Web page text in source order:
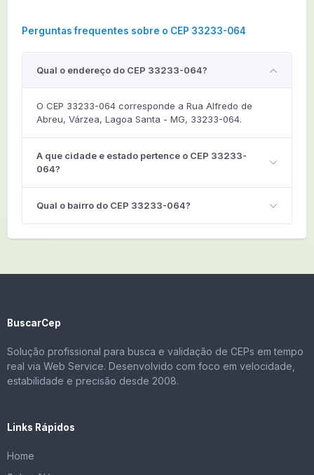
Perguntas frequentes sobre o CEP 33233-064
Qual o endereço do CEP 33233-064?
O CEP 33233-064 corresponde a Rua Alfredo de
Abreu, Várzea, Lagoa Santa - MG, 33233-064.
A que cidade e estado pertence o CEP 33233-
064?
Qual o bairro do CEP 33233-064?
BuscarCep
Solução profissional para busca e validação de CEPs em tempo
real via Web Service. Desenvolvido com foco em velocidade,
estabilidade e precisão desde 2008.
Links Rápidos
Home